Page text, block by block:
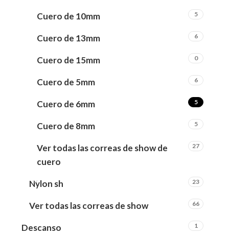
Cuero de 10mm 5
Cuero de 13mm 6
Cuero de 15mm 0
Cuero de 5mm 6
Cuero de 6mm 5
Cuero de 8mm 5
Ver todas las correas de show de
cuero
27
Nylon sh 23
Ver todas las correas de show 66
Descanso 1